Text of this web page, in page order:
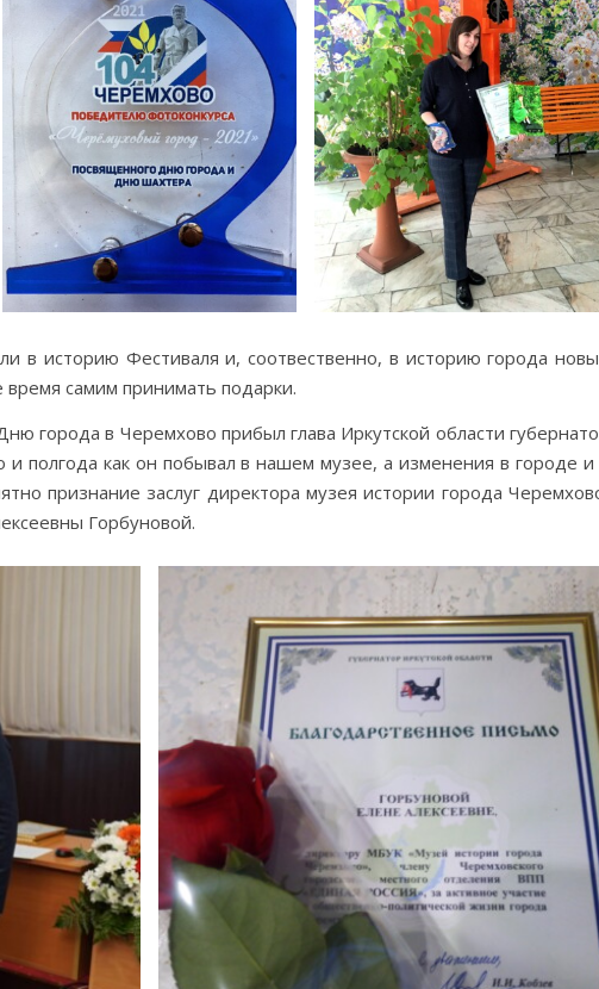
в историю Фестиваля и, соотвественно, в историю города
самим принимать подарки.
города в Черемхово прибыл глава Иркутской области
полгода как он побывал в нашем музее, а изменения в городе и
признание заслуг директора музея истории города
Горбуновой.